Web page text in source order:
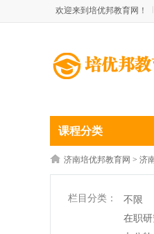
欢迎来到培优邦教育网！
课程分类
济南培优邦教育网 > 济
栏目分类： 不限
在职